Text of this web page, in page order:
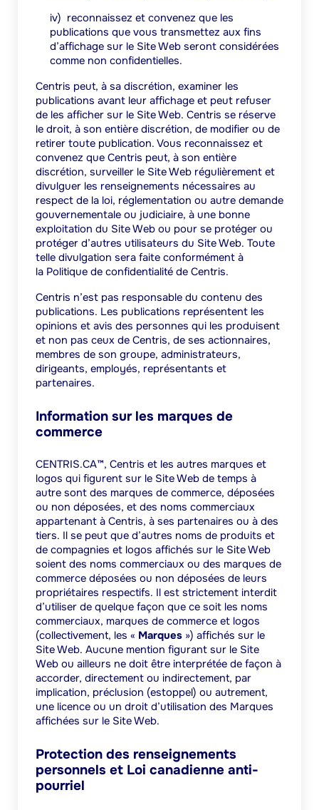
iv) reconnaissez et convenez que les
publications que vous transmettez aux fins
d’affichage sur le Site Web seront considérées
comme non confidentielles.
Centris peut, à sa discrétion, examiner les
publications avant leur affichage et peut refuser
de les afficher sur le Site Web. Centris se réserve
le droit, à son entière discrétion, de modifier ou de
retirer toute publication. Vous reconnaissez et
convenez que Centris peut, à son entière
discrétion, surveiller le Site Web régulièrement et
divulguer les renseignements nécessaires au
respect de la loi, réglementation ou autre demande
gouvernementale ou judiciaire, à une bonne
exploitation du Site Web ou pour se protéger ou
protéger d’autres utilisateurs du Site Web. Toute
telle divulgation sera faite conformément à
la Politique de confidentialité de Centris.
Centris n’est pas responsable du contenu des
publications. Les publications représentent les
opinions et avis des personnes qui les produisent
et non pas ceux de Centris, de ses actionnaires,
membres de son groupe, administrateurs,
dirigeants, employés, représentants et
partenaires.
Information sur les marques de
commerce
CENTRIS.CA™, Centris et les autres marques et
logos qui figurent sur le Site Web de temps à
autre sont des marques de commerce, déposées
ou non déposées, et des noms commerciaux
appartenant à Centris, à ses partenaires ou à des
tiers. Il se peut que d’autres noms de produits et
de compagnies et logos affichés sur le Site Web
soient des noms commerciaux ou des marques de
commerce déposées ou non déposées de leurs
propriétaires respectifs. Il est strictement interdit
d’utiliser de quelque façon que ce soit les noms
commerciaux, marques de commerce et logos
(collectivement, les « Marques ») affichés sur le
Site Web. Aucune mention figurant sur le Site
Web ou ailleurs ne doit être interprétée de façon à
accorder, directement ou indirectement, par
implication, préclusion (estoppel) ou autrement,
une licence ou un droit d’utilisation des Marques
affichées sur le Site Web.
Protection des renseignements
personnels et Loi canadienne anti-
pourriel